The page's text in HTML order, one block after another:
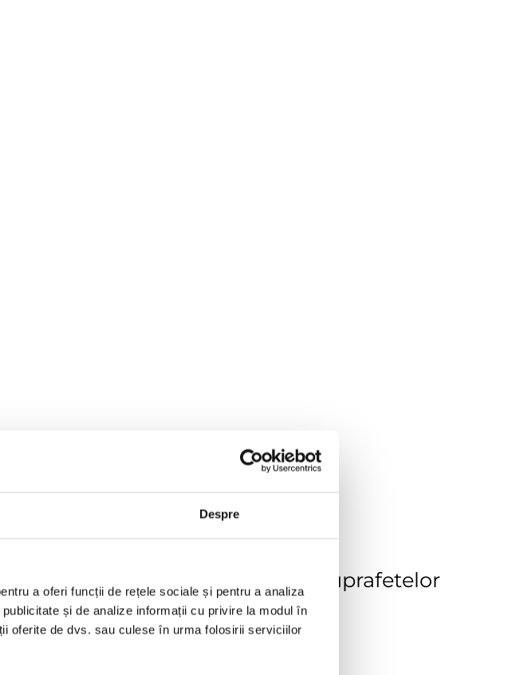
Despre
a oferi funcții de rețele sociale și pentru a analiza
și de analize informații cu privire la modul în
oferite de dvs. sau culese în urma folosirii serviciilor
pentru slefuirea si lustruirea suprafetelor
320, 400, 600, 800, 1200